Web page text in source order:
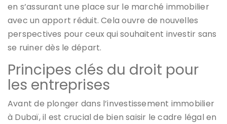
en s’assurant une place sur le marché immobilier
avec un apport réduit. Cela ouvre de nouvelles
perspectives pour ceux qui souhaitent investir sans
se ruiner dès le départ.
Principes clés du droit pour
les entreprises
Avant de plonger dans l’investissement immobilier
à Dubaï, il est crucial de bien saisir le cadre légal en